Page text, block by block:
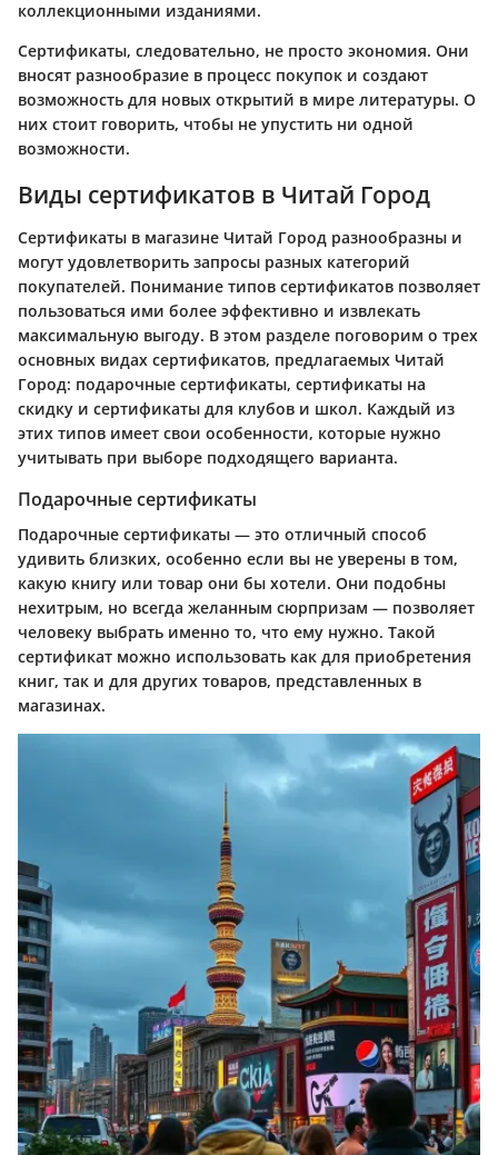
коллекционными изданиями.
Сертификаты, следовательно, не просто экономия. Они
вносят разнообразие в процесс покупок и создают
возможность для новых открытий в мире литературы. О
них стоит говорить, чтобы не упустить ни одной
возможности.
Виды сертификатов в Читай Город
Сертификаты в магазине Читай Город разнообразны и
могут удовлетворить запросы разных категорий
покупателей. Понимание типов сертификатов позволяет
пользоваться ими более эффективно и извлекать
максимальную выгоду. В этом разделе поговорим о трех
основных видах сертификатов, предлагаемых Читай
Город: подарочные сертификаты, сертификаты на
скидку и сертификаты для клубов и школ. Каждый из
этих типов имеет свои особенности, которые нужно
учитывать при выборе подходящего варианта.
Подарочные сертификаты
Подарочные сертификаты — это отличный способ
удивить близких, особенно если вы не уверены в том,
какую книгу или товар они бы хотели. Они подобны
нехитрым, но всегда желанным сюрпризам — позволяет
человеку выбрать именно то, что ему нужно. Такой
сертификат можно использовать как для приобретения
книг, так и для других товаров, представленных в
магазинах.